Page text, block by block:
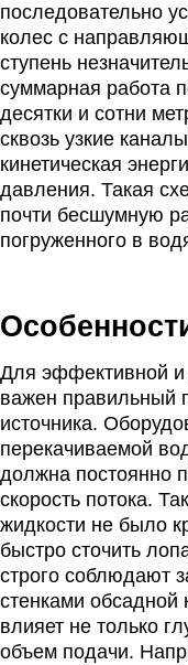
последовательно
колес с
ступень
суммарная работа
десятки и сотни
сквозь узкие
кинетическая
давления. Такая
почти бесшумную
погруженного в
Для эффективной и
важен правильный
источника.
перекачиваемой
должна постоянно
скорость потока.
жидкости не было
быстро сточить
строго соблюдают
стенками обсадной
влияет не только
объем подачи.